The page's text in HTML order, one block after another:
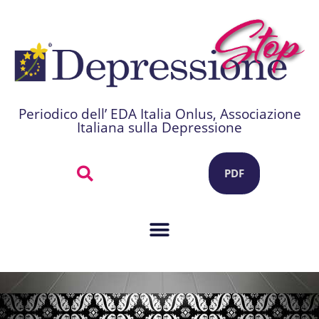
Periodico dell’ EDA Italia Onlus, Associazione
Italiana sulla Depressione
PDF